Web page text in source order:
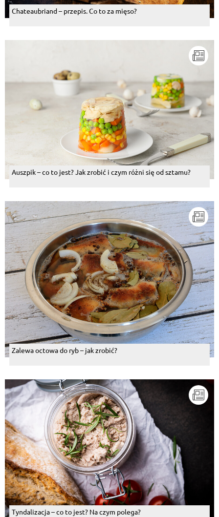
Chateaubriand – przepis. Co to za mięso?
Auszpik – co to jest? Jak zrobić i czym różni się od sztamu?
Zalewa octowa do ryb – jak zrobić?
Tyndalizacja – co to jest? Na czym polega?